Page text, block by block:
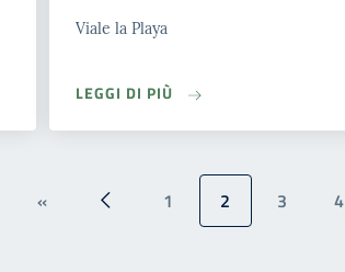
Viale la Playa
LEGGI DI PIÙ
«« Prima ‹‹ 1 2 3 4